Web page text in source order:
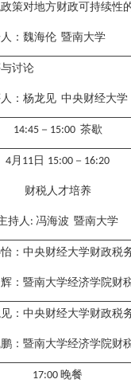
策对地方财政可持续性
：魏海伦 暨南大学
讨论
：杨龙见 中央财经大学
14:45－ 15:00 茶歇
4月 11 日 15:00 － 16:20
财税人才培养
持人 :冯海波 暨南大学
：中央财经大学财政税
：暨南大学经济学院财
：中央财经大学财政税
：暨南大学经济学院财
17:00晚餐